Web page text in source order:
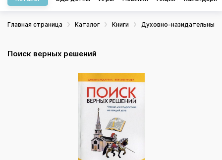
Главная страница Каталог Книги Духовно-назидательные
Поиск верных решений